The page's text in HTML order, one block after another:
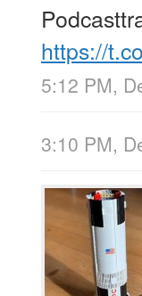
https://
5:12 PM,
3:10 PM,